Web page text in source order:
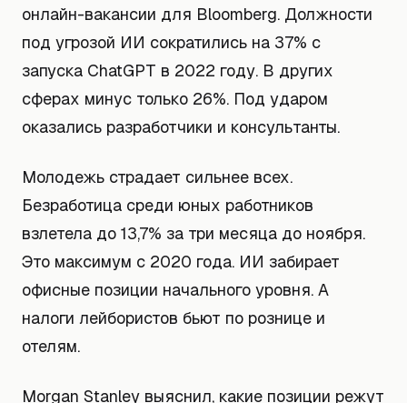
онлайн-вакансии для Bloomberg. Должности
под угрозой ИИ сократились на 37% с
запуска ChatGPT в 2022 году. В других
сферах минус только 26%. Под ударом
оказались разработчики и консультанты.
Молодежь страдает сильнее всех.
Безработица среди юных работников
взлетела до 13,7% за три месяца до ноября.
Это максимум с 2020 года. ИИ забирает
офисные позиции начального уровня. А
налоги лейбористов бьют по рознице и
отелям.
Morgan Stanley выяснил, какие позиции режут